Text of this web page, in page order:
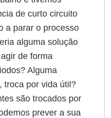
de curto circuito
a parar o processo
alguma solução
de forma
Alguma
troca por vida útil?
são trocados por
prever a sua